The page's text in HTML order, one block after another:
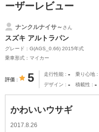
ーザーレビュー
ナンクルナイサ～ さん
スズキ アルトラパン
グレード：G(AGS_0.66) 2015年式
乗車形式：マイカー
評価 5 走行性能 - 乗り心地
デザイン - 積載性 -
かわいいウサギ
2017.8.26